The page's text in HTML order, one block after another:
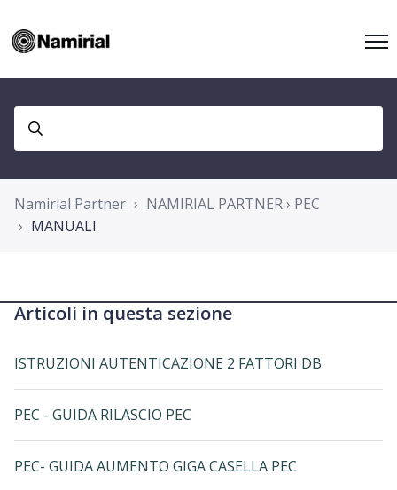
Namirial Partner
NAMIRIAL PARTNER › PEC
MANUALI
Articoli in questa sezione
ISTRUZIONI AUTENTICAZIONE 2 FATTORI DB
PEC - GUIDA RILASCIO PEC
PEC- GUIDA AUMENTO GIGA CASELLA PEC